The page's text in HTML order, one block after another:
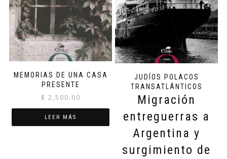
MEMORIAS DE UNA CASA
PRESENTE
$ 2,500.00
LEER MÁS
JUDÍOS POLACOS
TRANSATLÁNTICOS
Migración
entreguerras a
Argentina y
surgimiento de